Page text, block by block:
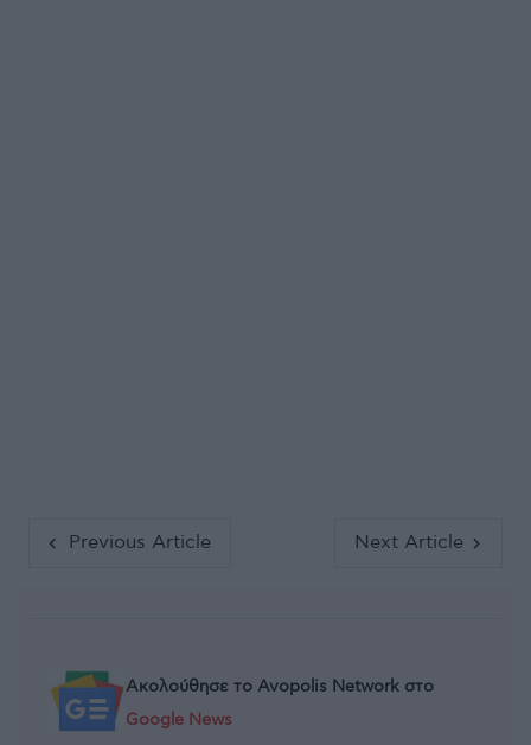
Previous Article Next Article
Ακολούθησε το Avopolis Network στο
Google News